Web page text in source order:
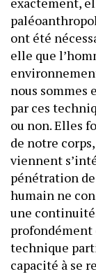
ont été
elle que
nous sommes
par ces
ou non. Elles
de notre
viennent
pénétration
humain ne
une
technique
capacité à se